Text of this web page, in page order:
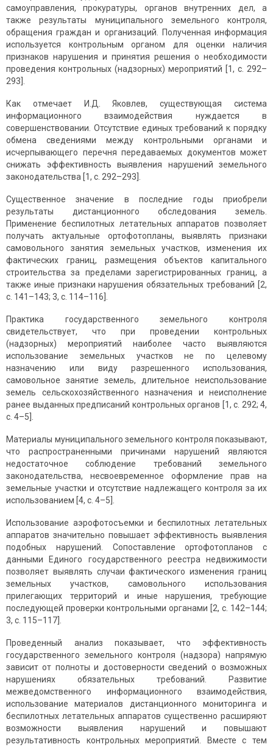
самоуправления, прокуратуры, органов внутренних дел, а
также результаты муниципального земельного контроля,
обращения граждан и организаций. Полученная информация
используется контрольным органом для оценки наличия
признаков нарушения и принятия решения о необходимости
проведения контрольных (надзорных) мероприятий [1, с. 292–
293].
Как отмечает И.Д. Яковлев, существующая система
информационного взаимодействия нуждается в
совершенствовании. Отсутствие единых требований к порядку
обмена сведениями между контрольными органами и
исчерпывающего перечня передаваемых документов может
снижать эффективность выявления нарушений земельного
законодательства [1, с. 292–293].
Существенное значение в последние годы приобрели
результаты дистанционного обследования земель.
Применение беспилотных летательных аппаратов позволяет
получать актуальные ортофотопланы, выявлять признаки
самовольного занятия земельных участков, изменения их
фактических границ, размещения объектов капитального
строительства за пределами зарегистрированных границ, а
также иные признаки нарушения обязательных требований [2,
с. 141–143; 3, с. 114–116].
Практика государственного земельного контроля
свидетельствует, что при проведении контрольных
(надзорных) мероприятий наиболее часто выявляются
использование земельных участков не по целевому
назначению или виду разрешенного использования,
самовольное занятие земель, длительное неиспользование
земель сельскохозяйственного назначения и неисполнение
ранее выданных предписаний контрольных органов [1, с. 292; 4,
с. 4–5].
Материалы муниципального земельного контроля показывают,
что распространенными причинами нарушений являются
недостаточное соблюдение требований земельного
законодательства, несвоевременное оформление прав на
земельные участки и отсутствие надлежащего контроля за их
использованием [4, с. 4–5].
Использование аэрофотосъемки и беспилотных летательных
аппаратов значительно повышает эффективность выявления
подобных нарушений. Сопоставление ортофотопланов с
данными Единого государственного реестра недвижимости
позволяет выявлять случаи фактического изменения границ
земельных участков, самовольного использования
прилегающих территорий и иные нарушения, требующие
последующей проверки контрольными органами [2, с. 142–144;
3, с. 115–117].
Проведенный анализ показывает, что эффективность
государственного земельного контроля (надзора) напрямую
зависит от полноты и достоверности сведений о возможных
нарушениях обязательных требований. Развитие
межведомственного информационного взаимодействия,
использование материалов дистанционного мониторинга и
беспилотных летательных аппаратов существенно расширяют
возможности выявления нарушений и повышают
результативность контрольных мероприятий. Вместе с тем